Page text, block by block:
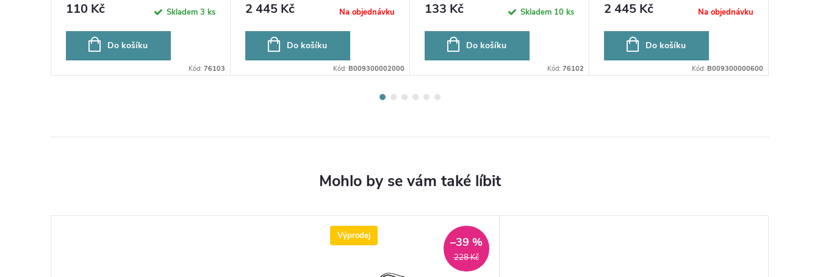
110 Kč Skladem 3 ks
Do košíku
Kód: 76103
2 445 Kč Na objednávku
Do košíku
Kód: B009300002000
133 Kč Skladem 10 ks
Do košíku
Kód: 76102
2 445 Kč Na objednávku
Do košíku
Kód: B009300000600
Výprodej
228 Kč
–39 %